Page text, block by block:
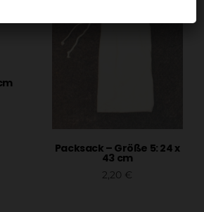
Packsack – Größe 5: 24 x
43 cm
2,20 €